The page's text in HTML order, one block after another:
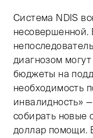
Система NDIS
несовершенной.
диагнозом
бюджеты на
необходимость
инвалидность»
собирать новые
доллар помощи.